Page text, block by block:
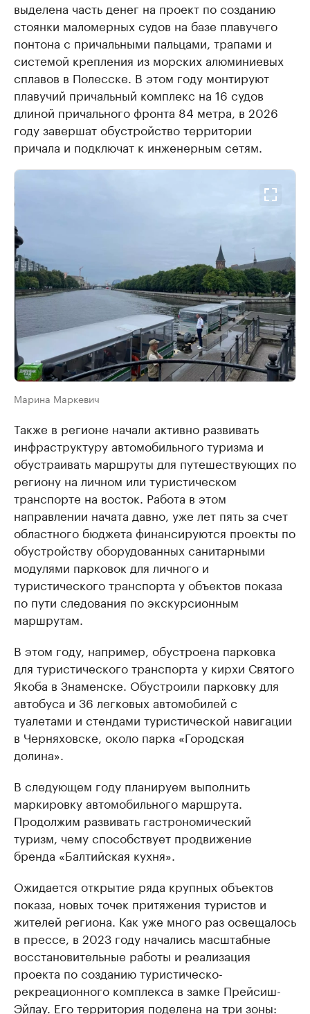
выделена часть денег на проект по созданию
стоянки маломерных судов на базе плавучего
понтона с причальными пальцами, трапами и
системой крепления из морских алюминиевых
сплавов в Полесске. В этом году монтируют
плавучий причальный комплекс на 16 судов
длиной причального фронта 84 метра, в 2026
году завершат обустройство территории
причала и подключат к инженерным сетям.
Марина Маркевич
Также в регионе начали активно развивать
инфраструктуру автомобильного туризма и
обустраивать маршруты для путешествующих по
региону на личном или туристическом
транспорте на восток. Работа в этом
направлении начата давно, уже лет пять за счет
областного бюджета финансируются проекты по
обустройству оборудованных санитарными
модулями парковок для личного и
туристического транспорта у объектов показа
по пути следования по экскурсионным
маршрутам.
В этом году, например, обустроена парковка
для туристического транспорта у кирхи Святого
Якоба в Знаменске. Обустроили парковку для
автобуса и 36 легковых автомобилей с
туалетами и стендами туристической навигации
в Черняховске, около парка «Городская
долина».
В следующем году планируем выполнить
маркировку автомобильного маршрута.
Продолжим развивать гастрономический
туризм, чему способствует продвижение
бренда «Балтийская кухня».
Ожидается открытие ряда крупных объектов
показа, новых точек притяжения туристов и
жителей региона. Как уже много раз освещалось
в прессе, в 2023 году начались масштабные
восстановительные работы и реализация
проекта по созданию туристическо-
рекреационного комплекса в замке Прейсиш-
Эйлау. Его территория поделена на три зоны: